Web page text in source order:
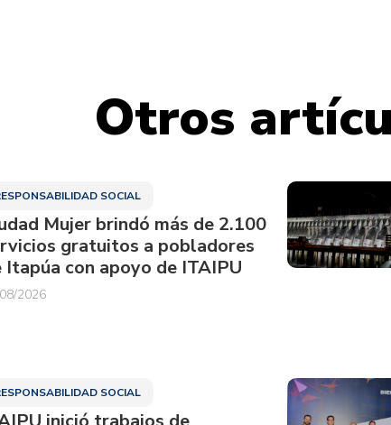
Otros
SOCIAL
Mujer brindó más de 2.100
gratuitos a pobladores
Itapúa con apoyo de ITAIPU
2026
SOCIAL